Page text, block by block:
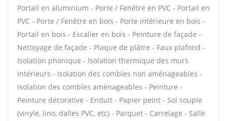
Portail en aluminium - Porte / Fenêtre en PVC - Portail en
PVC - Porte / Fenêtre en bois - Porte intérieure en bois -
Portail en bois - Escalier en bois - Peinture de façade -
Nettoyage de façade - Plaque de plâtre - Faux plafond -
Isolation phonique - Isolation thermique des murs
intérieurs - Isolation des combles non aménageables -
Isolation des combles aménageables - Peinture -
Peinture décorative - Enduit - Papier peint - Sol souple
(vinyle, lino, dalles PVC, etc) - Parquet - Carrelage - Salle